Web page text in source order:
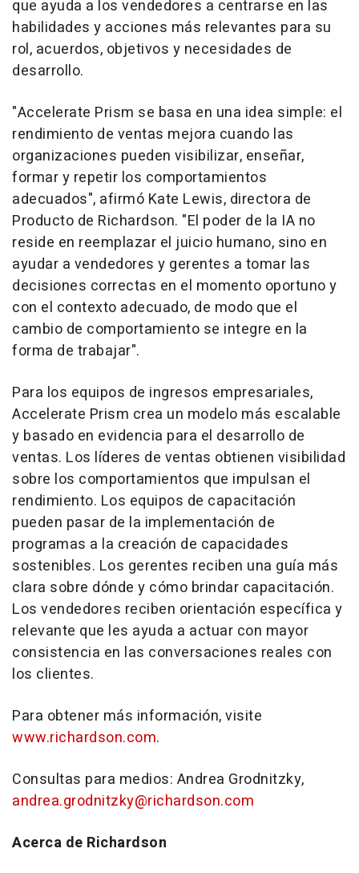
que ayuda a los vendedores a centrarse en las
habilidades y acciones más relevantes para su
rol, acuerdos, objetivos y necesidades de
desarrollo.
"Accelerate Prism se basa en una idea simple: el
rendimiento de ventas mejora cuando las
organizaciones pueden visibilizar, enseñar,
formar y repetir los comportamientos
adecuados", afirmó Kate Lewis, directora de
Producto de Richardson. "El poder de la IA no
reside en reemplazar el juicio humano, sino en
ayudar a vendedores y gerentes a tomar las
decisiones correctas en el momento oportuno y
con el contexto adecuado, de modo que el
cambio de comportamiento se integre en la
forma de trabajar".
Para los equipos de ingresos empresariales,
Accelerate Prism crea un modelo más escalable
y basado en evidencia para el desarrollo de
ventas. Los líderes de ventas obtienen visibilidad
sobre los comportamientos que impulsan el
rendimiento. Los equipos de capacitación
pueden pasar de la implementación de
programas a la creación de capacidades
sostenibles. Los gerentes reciben una guía más
clara sobre dónde y cómo brindar capacitación.
Los vendedores reciben orientación específica y
relevante que les ayuda a actuar con mayor
consistencia en las conversaciones reales con
los clientes.
Para obtener más información, visite
www.richardson.com.
Consultas para medios: Andrea Grodnitzky,
andrea.grodnitzky@richardson.com
Acerca de Richardson